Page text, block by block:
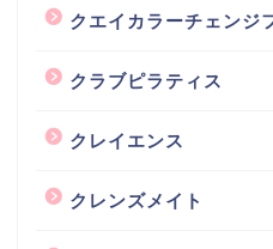
クエイカラーチェンジ
クラブピラティス
クレイエンス
クレンズメイト